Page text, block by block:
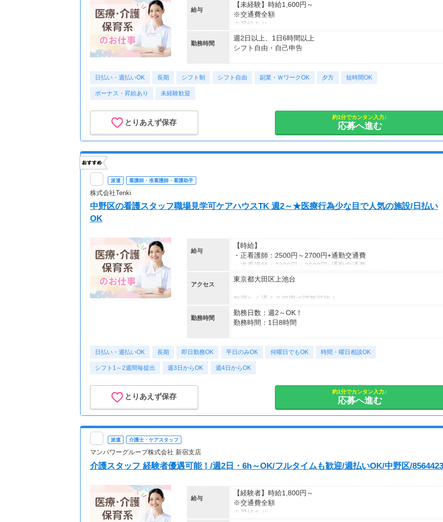
給与
【未経験】時給1,600円～
※交通費全額
※昇給あり
≪収入例≫
・日収(1,600*8)円（時給1,600円×8h）
・月収281,600円（日収(1,600*8)円×月22回勤務）
※資格手当あり（時給50円～UP/資格の種類によって異なる）
※日払いも週払いOK（規定あり）
（稼働開始時は手続き完了次第となります）
※車・バイク通勤に関して施設により異なる場合あり（応相談）
勤務時間
週2日以上、1日6時間以上
シフト自由・自己申告
応募後、あなたの希望をお伺いして、
※勤務時間に合わせて30分～1ｈの休憩あり
※この時間内で、働けるご希望時間帯をもとにお探し致します。
子どもが学校に行っている間に働ける！
◇10：00～19：00など
しっかりフルタイム勤務も可能！
応募後になんでも相談してくださいね！
※上記はシフトの一例です。
登録制のため、案件により異なります。
日払い・週払いOK 長期 シフト制 シフト自由 副業・ＷワークOK 夕方 短時間OK
ボーナス・昇給あり 未経験歓迎
とりあえず保存
約1分でカンタン入力♪
応募へ進む
派遣 看護師・准看護師・看護助手
株式会社Tenki
中野区の看護スタッフ職場見学可ケアハウスTK 週2～★医療行為少な目で人気の施設/日払い
OK
給与
【時給】
・正看護師：2500円～2700円+通勤交通費
・准看護師：2300円～2500円+通勤交通費
無理なく続けられる環境で、収入アップも目指せる！
頑張りをきちんと評価するからこそ、定着率の高さにも繋がってい
ます＊
しっかり働く！週5フルタイムの場合
時給2300円×1日8時間×月22日＝40万4,800円
仕事以外の時間も確保＊週3日勤務の場合
時給2300円×1日8時間×月12日＝22万800円
アクセス
東京都大田区上池台
無理なく通える範囲で調整可能！
※受動喫煙対策有（屋内禁煙）
ライフスタイルに合わせて通勤方法を選べる＊
マイカー・バイク・自転車での通勤も可能◎
勤務時間
勤務日数：週2～OK！
勤務時間：1日8時間
8：30～17：30（休憩1時間）
あなたに合う時間帯を一緒に探しましょう★
お休みは事前申請でしっかり取得できます。
日払い・週払いOK 長期 即日勤務OK 平日のみOK 何曜日でもOK 時間・曜日相談OK
シフト1～2週間毎提出 週3日からOK 週4日からOK
とりあえず保存
約1分でカンタン入力♪
応募へ進む
派遣 介護士・ケアスタッフ
マンパワーグループ株式会社 新宿支店
介護スタッフ 経験者優遇可能！/週2日・6h～OK/フルタイムも歓迎/週払いOK/中野区/8564423
給与
【経験者】時給1,800円～
※交通費全額
※昇給あり